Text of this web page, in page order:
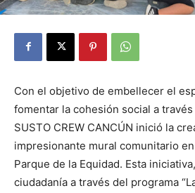
Con el objetivo de embellecer el
fomentar la cohesión social a
SUSTO CREW CANCÚN inició la
impresionante mural comunitario
Parque de la Equidad. Esta
ciudadanía a través del programa